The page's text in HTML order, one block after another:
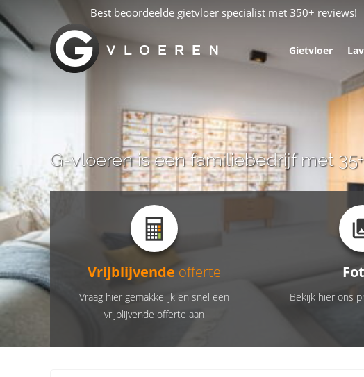
G-vloeren is een familiebedrijf met
Vrijblijvendeofferte
Vraag hier gemakkelijk en snel een
vrijblijvende offerte aan
Bekijk hier ons
Best beoordeelde gietvloer specialist met 350+ reviews!
Gietvloer